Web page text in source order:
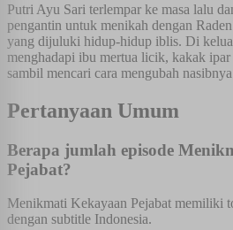
Putri Ayu Sari terlempar ke masa lalu
pengantin untuk menikah dengan
yang dijuluki hidup-hidup iblis. Di
menghadapi ibu mertua licik, kakak
sambil mencari cara mengubah
Pertanyaan Umum
Berapa jumlah episode
Pejabat?
Menikmati Kekayaan Pejabat memiliki
dengan subtitle Indonesia.